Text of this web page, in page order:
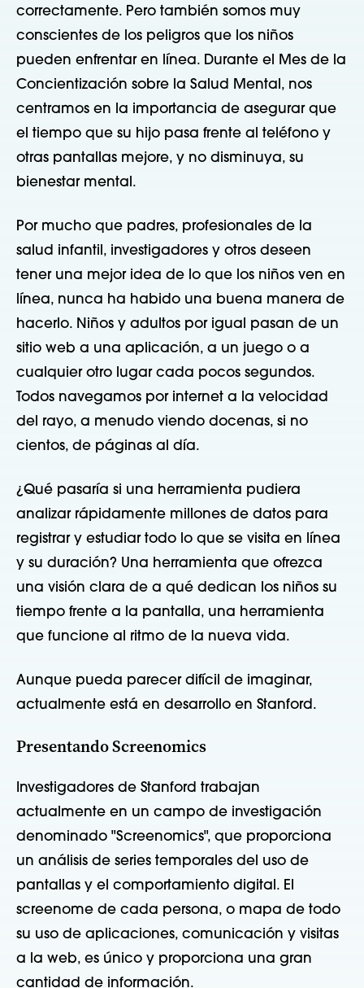
correctamente. Pero también somos muy
conscientes de los peligros que los niños
pueden enfrentar en línea. Durante el Mes de la
Concientización sobre la Salud Mental, nos
centramos en la importancia de asegurar que
el tiempo que su hijo pasa frente al teléfono y
otras pantallas mejore, y no disminuya, su
bienestar mental.
Por mucho que padres, profesionales de la
salud infantil, investigadores y otros deseen
tener una mejor idea de lo que los niños ven en
línea, nunca ha habido una buena manera de
hacerlo. Niños y adultos por igual pasan de un
sitio web a una aplicación, a un juego o a
cualquier otro lugar cada pocos segundos.
Todos navegamos por internet a la velocidad
del rayo, a menudo viendo docenas, si no
cientos, de páginas al día.
¿Qué pasaría si una herramienta pudiera
analizar rápidamente millones de datos para
registrar y estudiar todo lo que se visita en línea
y su duración? Una herramienta que ofrezca
una visión clara de a qué dedican los niños su
tiempo frente a la pantalla, una herramienta
que funcione al ritmo de la nueva vida.
Aunque pueda parecer difícil de imaginar,
actualmente está en desarrollo en Stanford.
Presentando Screenomics
Investigadores de Stanford trabajan
actualmente en un campo de investigación
denominado "Screenomics", que proporciona
un análisis de series temporales del uso de
pantallas y el comportamiento digital. El
screenome de cada persona, o mapa de todo
su uso de aplicaciones, comunicación y visitas
a la web, es único y proporciona una gran
cantidad de información.